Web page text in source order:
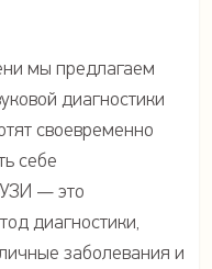
мы предлагаем
диагностики
своевременно
себе
УЗИ — это
диагностики,
заболевания и